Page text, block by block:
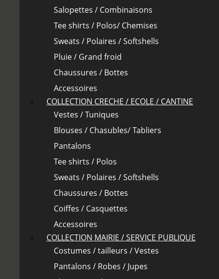
Salopettes / Combinaisons
Tee shirts / Polos/ Chemises
Sweats / Polaires / Softshells
Pluie / Grand froid
Chaussures / Bottes
Accessoires
COLLECTION CRECHE / ECOLE / CANTINE
Vestes / Tuniques
Blouses / Chasubles/ Tabliers
Pantalons
Tee shirts / Polos
Sweats / Polaires / Softshells
Chaussures / Bottes
Coiffes / Casquettes
Accessoires
COLLECTION MAIRIE / SERVICE PUBLIQUE
Costumes / tailleurs / Vestes
Pantalons / Robes / Jupes